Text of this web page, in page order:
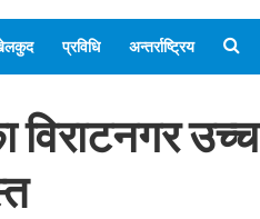
प्रविधि अन्तर्राष्ट्रिय
विराटनगर उच्च